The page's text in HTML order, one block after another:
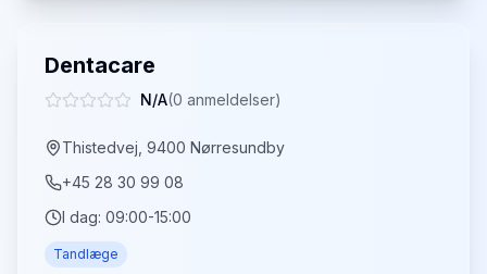
Dentacare
N/A(0 anmeldelser)
Thistedvej, 9400 Nørresundby
+45 28 30 99 08
I dag: 09:00-15:00
Tandlæge